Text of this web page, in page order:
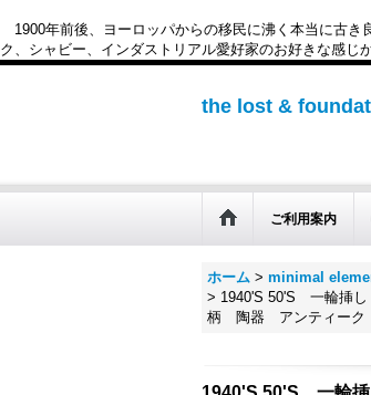
1900年前後、ヨーロッパからの移民に沸く本当に古き
ク、シャビー、インダストリアル愛好家のお好きな感
the lost &
ご利用案内
ホーム > minimal
> 1940'S 50'S 一輪挿
柄 陶器 アンティーク